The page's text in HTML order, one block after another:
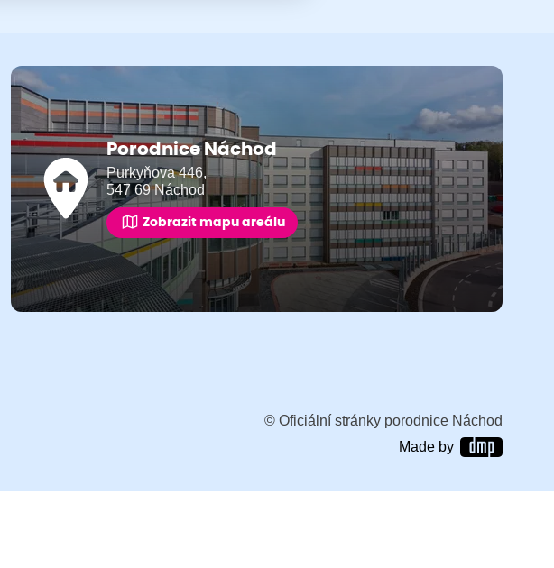
Porodnice Náchod
Purkyňova 446,
547 69 Náchod
Zobrazit mapu areálu
© Oficiální stránky porodnice Náchod
Made by